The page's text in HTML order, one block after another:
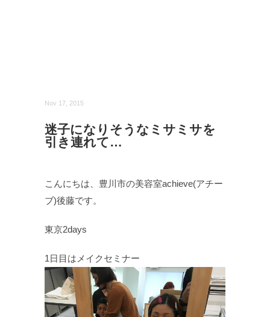
Nov 17, 2015
迷子になりそうなミサミサを
引き連れて…
こんにちは、豊川市の美容室achieve(アチー
ブ)後藤です。
東京2days
1日目はメイクセミナー